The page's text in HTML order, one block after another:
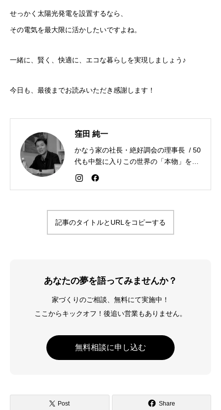
せっかく太陽光発電を設置するなら、
その電気を最大限に活かしたいですよね。
一緒に、賢く、快適に、エコな暮らしを実現しましょう♪
今日も、最後までお読みいただき感謝します！
窪田 純一
かなう家の社長・絶好調会の理事長 / 50
代も中盤に入りこの世界の「本物」を追
求しながら「感謝が人生を変える」こと
を広める生き方を目指している。好きな
記事のタイトルとURLをコピーする
あなたの夢を語ってみませんか？
家づくりのご相談、無料にて実施中！
ここからキックオフ！後追い営業もありません。
無料相談に申し込む
Post Share